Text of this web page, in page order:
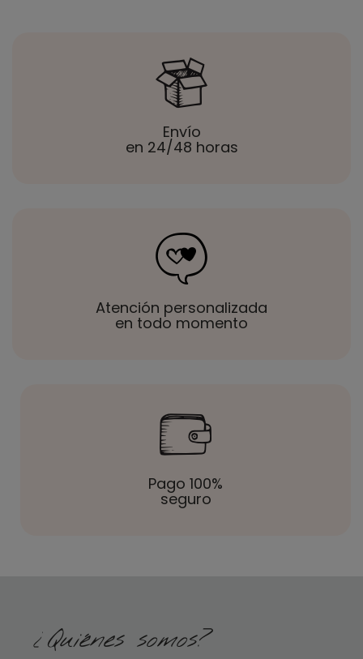
Envío
en 24/48 horas
Atención personalizada
en todo momento
Pago 100%
seguro
¿Quiénes somos?